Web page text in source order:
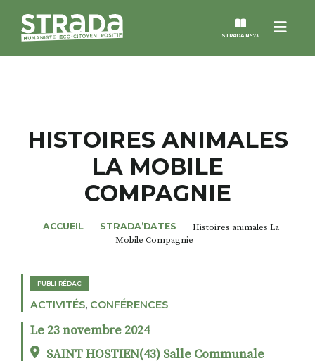
Menu
STRADA N°73
MAGAZINES
NOS THÈMES
ROSÉE DE MAI
HISTOIRES ANIMALES
LA MOBILE
COMPAGNIE
ACCUEIL STRADA’DATES
Histoires animales La
Mobile Compagnie
PUBLI-RÉDAC
ACTIVITÉS, CONFÉRENCES
Le 23 novembre 2024
SAINT HOSTIEN(43) Salle Communale